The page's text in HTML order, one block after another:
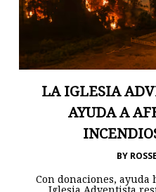
LA IGLESIA
AYUDA A
BY
Con donaciones,